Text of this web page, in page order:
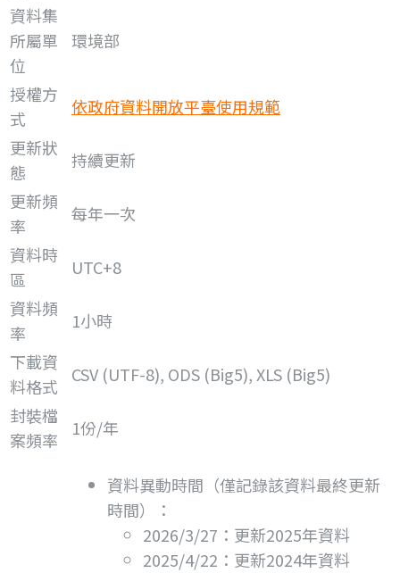
資料集
所屬單
位
環境部
授權方
式
依政府資料開放平臺使用規範
更新狀
態
持續更新
更新頻
率
每年一次
資料時
區
UTC+8
資料頻
率
1小時
下載資
料格式
CSV (UTF-8), ODS (Big5), XLS (Big5)
封裝檔
案頻率
1份/年
資料異動時間（僅記錄該資料最終更新
時間）：
2026/3/27：更新2025年資料
2025/4/22：更新2024年資料